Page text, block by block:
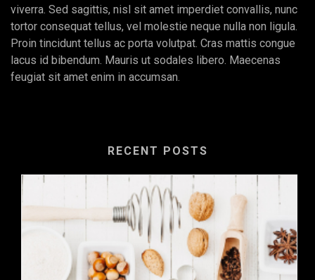
viverra. Sed sagittis, nisl sit amet imperdiet convallis, nunc
tortor consequat tellus, vel molestie neque nulla non ligula.
Proin tincidunt tellus ac porta volutpat. Cras mattis congue
lacus id bibendum. Mauris ut sodales libero. Maecenas
feugiat sit amet enim in accumsan.
RECENT POSTS